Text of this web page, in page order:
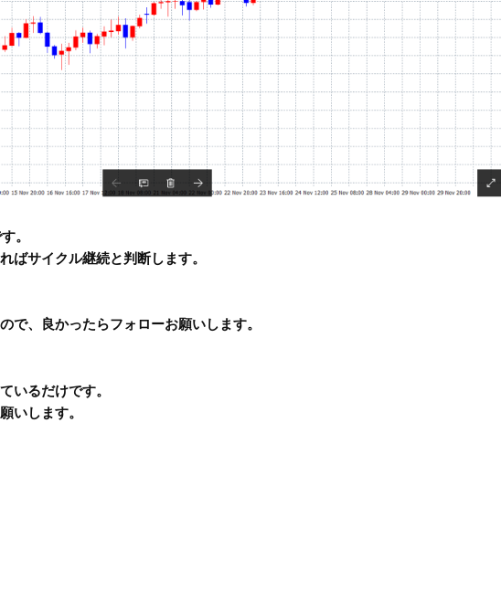
。
ばサイクル継続と判断します。
で、良かったらフォローお願いします。
いるだけです。
いします。